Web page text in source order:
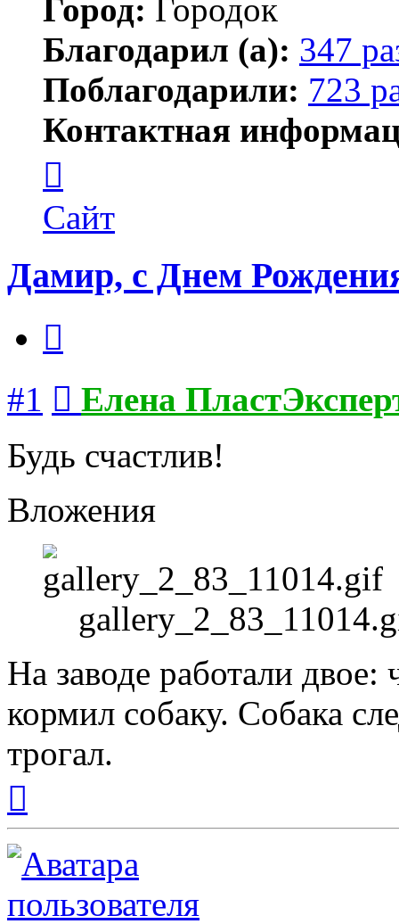
Город: Городок
Благодарил (а): 347
Поблагодарили: 723
Контактная
пользователя
Елена
ПластЭксперт
Сайт
Дамир, с Днем
#1
Елена
Будь счастлив!
Вложения
На заводе работали двое:
кормил собаку. Собака
трогал.
началу